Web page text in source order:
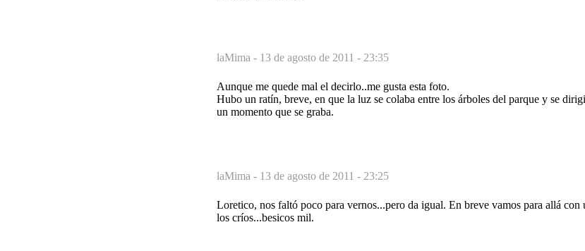
laMima - 13 de agosto de 2011 - 23:35
Aunque me quede mal el decirlo..me gusta esta foto.
Hubo un ratín, breve, en que la luz se colaba entre los árboles del parque y se
un momento que se graba.
laMima - 13 de agosto de 2011 - 23:25
Loretico, nos faltó poco para vernos...pero da igual. En breve vamos para allá con
los críos...besicos mil.